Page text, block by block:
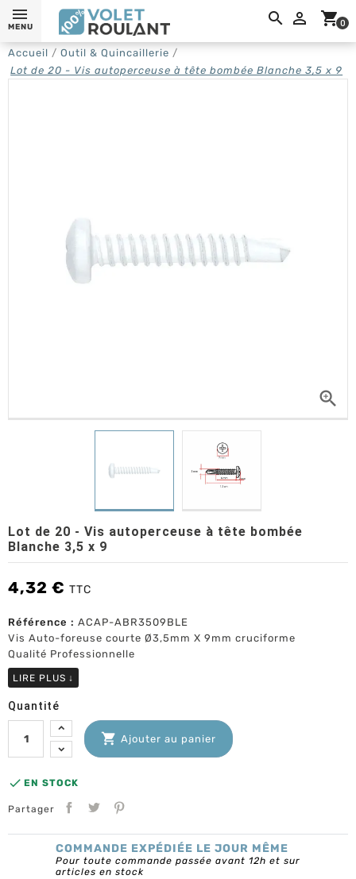
 shopping_cart0
MENU
Accueil
Outil & Quincaillerie
Lot de 20 - Vis autoperceuse à tête bombée Blanche 3,5 x 9

Lot de 20 - Vis autoperceuse à tête bombée
Blanche 3,5 x 9
4,32 € TTC
Référence : ACAP-ABR3509BLE
Vis Auto-foreuse courte Ø3,5mm X 9mm cruciforme
Qualité Professionnelle
LIRE PLUS ↓
Quantité
 Ajouter au panier
 EN STOCK
Partager
COMMANDE EXPÉDIÉE LE JOUR MÊME
Pour toute commande passée avant 12h et sur
articles en stock